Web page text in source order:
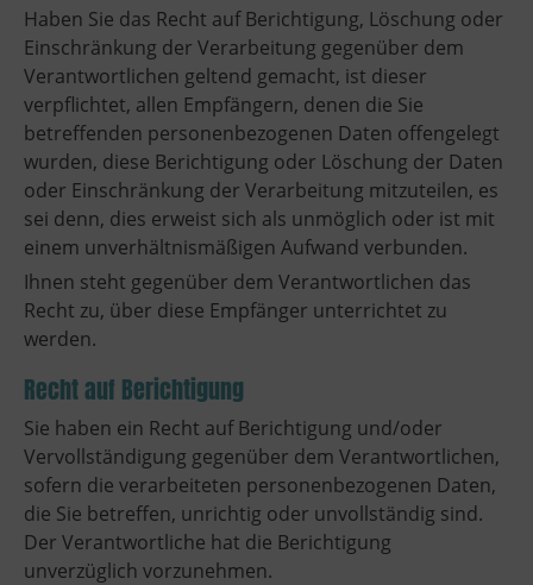
Haben Sie das Recht auf Berichtigung, Löschung oder
Einschränkung der Verarbeitung gegenüber dem
Verantwortlichen geltend gemacht, ist dieser
verpflichtet, allen Empfängern, denen die Sie
betreffenden personenbezogenen Daten offengelegt
wurden, diese Berichtigung oder Löschung der Daten
oder Einschränkung der Verarbeitung mitzuteilen, es
sei denn, dies erweist sich als unmöglich oder ist mit
einem unverhältnismäßigen Aufwand verbunden.
Ihnen steht gegenüber dem Verantwortlichen das
Recht zu, über diese Empfänger unterrichtet zu
werden.
Recht auf Berichtigung
Sie haben ein Recht auf Berichtigung und/oder
Vervollständigung gegenüber dem Verantwortlichen,
sofern die verarbeiteten personenbezogenen Daten,
die Sie betreffen, unrichtig oder unvollständig sind.
Der Verantwortliche hat die Berichtigung
unverzüglich vorzunehmen.